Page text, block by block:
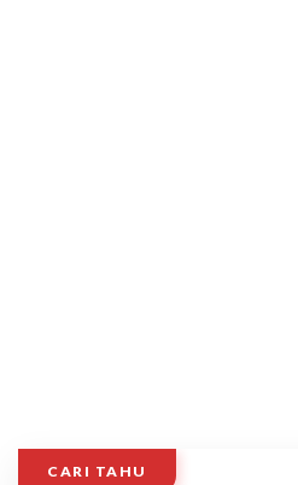
CARI TAHU